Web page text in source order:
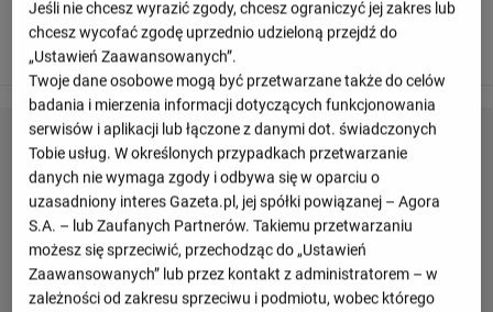
Davide Zappacosta z Atalanta przechwytuje
dośrodkowanie skierowane w pole karne.
Jeśli nie chcesz wyrazić zgody, chcesz ograniczyć jej zakres lub
chcesz wycofać zgodę uprzednio udzieloną przejdź do
„Ustawień Zaawansowanych”.
Twoje dane osobowe mogą być przetwarzane także do celów
badania i mierzenia informacji dotyczących funkcjonowania
serwisów i aplikacji lub łączone z danymi dot. świadczonych
Tobie usług. W określonych przypadkach przetwarzanie
danych nie wymaga zgody i odbywa się w oparciu o
uzasadniony interes Gazeta.pl, jej spółki powiązanej – Agora
S.A. – lub Zaufanych Partnerów. Takiemu przetwarzaniu
możesz się sprzeciwić, przechodząc do „Ustawień
Zaawansowanych” lub przez kontakt z administratorem – w
zależności od zakresu sprzeciwu i podmiotu, wobec którego